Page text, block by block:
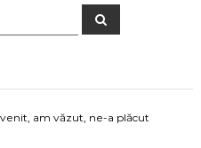
Search
am văzut, ne-a plăcut